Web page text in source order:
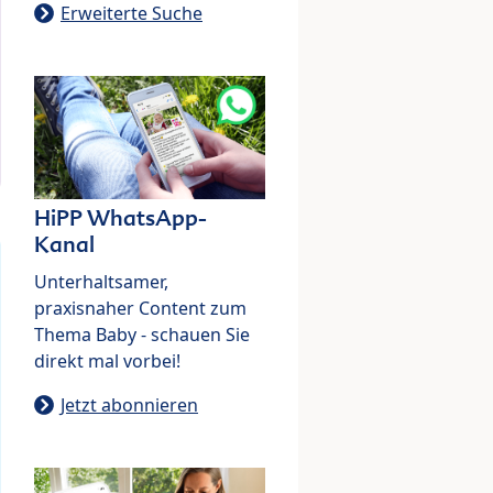
Erweiterte Suche
HiPP WhatsApp-
Kanal
Unterhaltsamer,
praxisnaher Content zum
Thema Baby - schauen Sie
direkt mal vorbei!
Jetzt abonnieren